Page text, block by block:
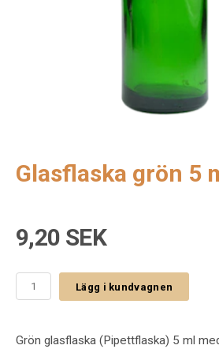
Glasflaska grön 5
9,20 SEK
Lägg i kundvagnen
Grön glasflaska (Pipettflaska) 5 ml